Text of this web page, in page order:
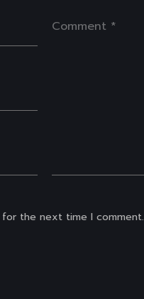
for the next time I comment.